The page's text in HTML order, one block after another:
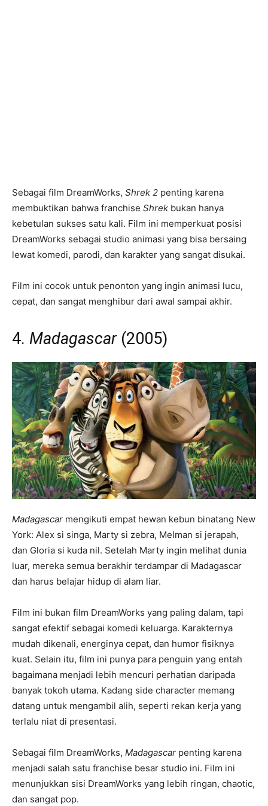
Sebagai film DreamWorks, Shrek 2 penting karena
membuktikan bahwa franchise Shrek bukan hanya
kebetulan sukses satu kali. Film ini memperkuat posisi
DreamWorks sebagai studio animasi yang bisa bersaing
lewat komedi, parodi, dan karakter yang sangat disukai.
Film ini cocok untuk penonton yang ingin animasi lucu,
cepat, dan sangat menghibur dari awal sampai akhir.
4. Madagascar(2005)
Madagascar mengikuti empat hewan kebun binatang New
York: Alex si singa, Marty si zebra, Melman si jerapah,
dan Gloria si kuda nil. Setelah Marty ingin melihat dunia
luar, mereka semua berakhir terdampar di Madagascar
dan harus belajar hidup di alam liar.
Film ini bukan film DreamWorks yang paling dalam, tapi
sangat efektif sebagai komedi keluarga. Karakternya
mudah dikenali, energinya cepat, dan humor fisiknya
kuat. Selain itu, film ini punya para penguin yang entah
bagaimana menjadi lebih mencuri perhatian daripada
banyak tokoh utama. Kadang side character memang
datang untuk mengambil alih, seperti rekan kerja yang
terlalu niat di presentasi.
Sebagai film DreamWorks, Madagascar penting karena
menjadi salah satu franchise besar studio ini. Film ini
menunjukkan sisi DreamWorks yang lebih ringan, chaotic,
dan sangat pop.